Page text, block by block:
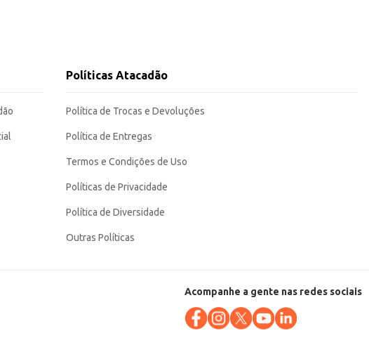
Políticas Atacadão
Política de Trocas e Devoluções
Política de Entregas
Termos e Condições de Uso
Políticas de Privacidade
Política de Diversidade
Outras Políticas
Acompanhe a gente nas redes sociais